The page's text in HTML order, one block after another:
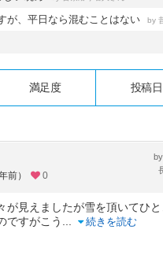
が、平日なら混むことはない by
満足度 投稿日
前） 0
by
見えましたが雪を頂いてひ
ですがこう
続きを読む